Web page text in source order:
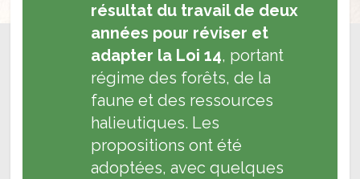
résultat du travail de deux
années pour réviser et
adapter la Loi 14, portant
régime des forêts, de la
faune et des ressources
halieutiques. Les
propositions ont été
adoptées, avec quelques